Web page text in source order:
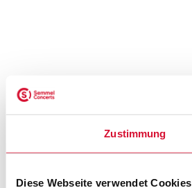
Zustimmung
Diese Webseite verwendet Cookies